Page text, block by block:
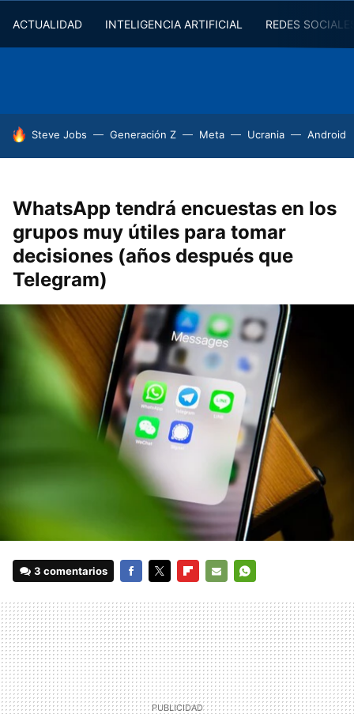
ACTUALIDAD INTELIGENCIA ARTIFICIAL REDES
HOY SE HABLA DE
Steve Jobs Generación Z Meta Ucrania Android
WhatsApp tendrá encuestas en los
grupos muy útiles para tomar
decisiones (años después que
Telegram)
3 comentarios
MAIL